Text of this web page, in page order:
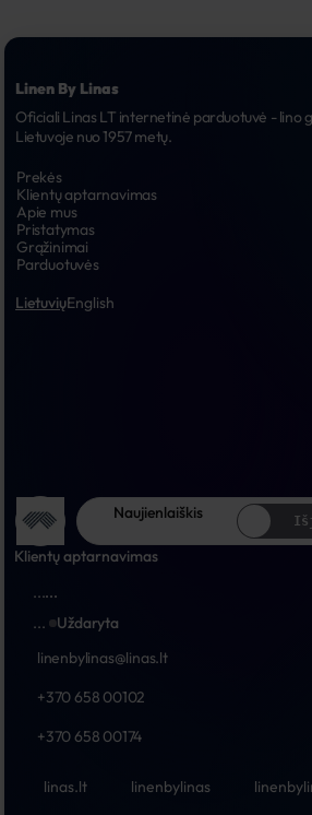
Linen By Linas
Oficiali Linas LT internetinė parduotuvė - lino
Lietuvoje nuo 1957 metų.
Prekės
Klientų aptarnavimas
Apie mus
Pristatymas
Grąžinimai
Parduotuvės
LietuviųEnglish
Naujienlaiškis
Klientų aptarnavimas
......
...
Uždaryta
linenbylinas@linas.lt
+370 658 00102
+370 658 00174
linas.lt linenbylinas